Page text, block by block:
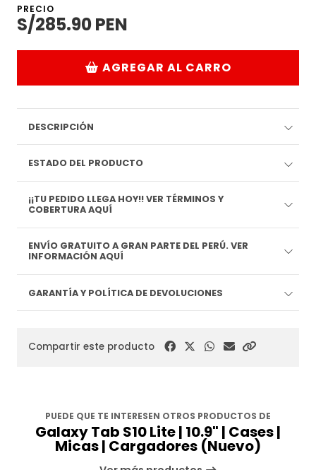
PRECIO
S/285.90 PEN
AGREGAR AL CARRO
DESCRIPCIÓN
ESTADO DEL PRODUCTO
¡¡TU PEDIDO LLEGA HOY!! VER TÉRMINOS Y
COBERTURA AQUÍ
ENVÍO GRATUITO A GRAN PARTE DEL PERÚ. VER
INFORMACIÓN AQUÍ
GARANTÍA Y POLÍTICA DE DEVOLUCIONES
Compartir este producto
PUEDE QUE TE INTERESEN OTROS PRODUCTOS DE
Galaxy Tab S10 Lite | 10.9" | Cases |
Micas | Cargadores (Nuevo)